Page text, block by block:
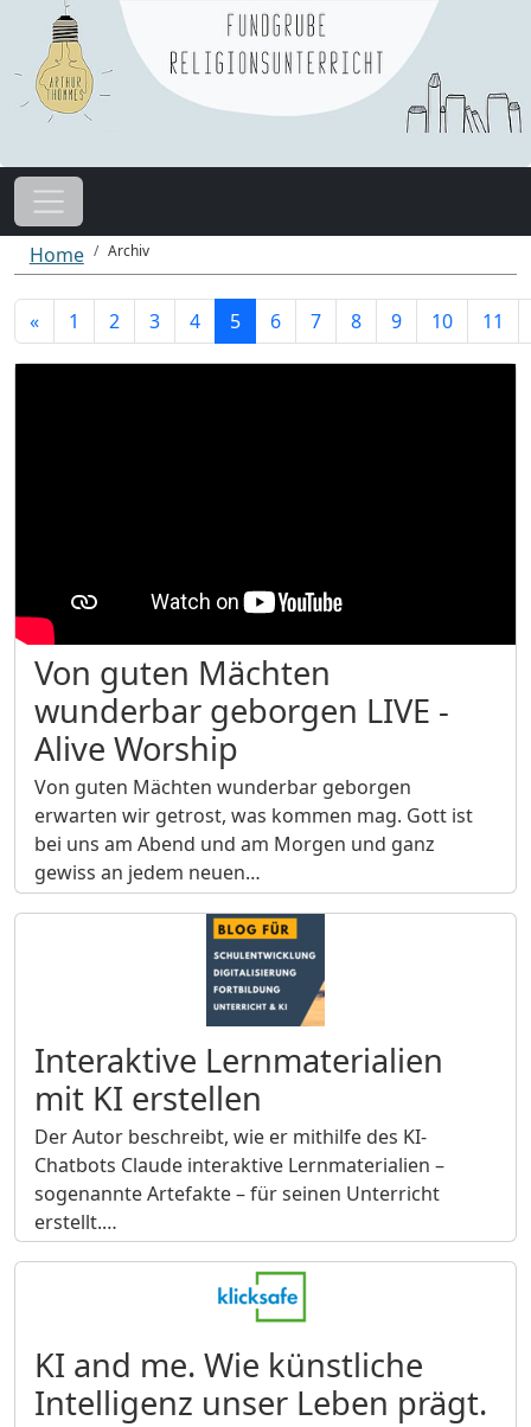
Home Archiv
« 1 2 3 4 5 6 7 8 9 10 11
Von guten Mächten
wunderbar geborgen LIVE -
Alive Worship
Von guten Mächten wunderbar geborgen
erwarten wir getrost, was kommen mag. Gott ist
bei uns am Abend und am Morgen und ganz
gewiss an jedem neuen…
Interaktive Lernmaterialien
mit KI erstellen
Der Autor beschreibt, wie er mithilfe des KI-
Chatbots Claude interaktive Lernmaterialien –
sogenannte Artefakte – für seinen Unterricht
erstellt.…
KI and me. Wie künstliche
Intelligenz unser Leben prägt.